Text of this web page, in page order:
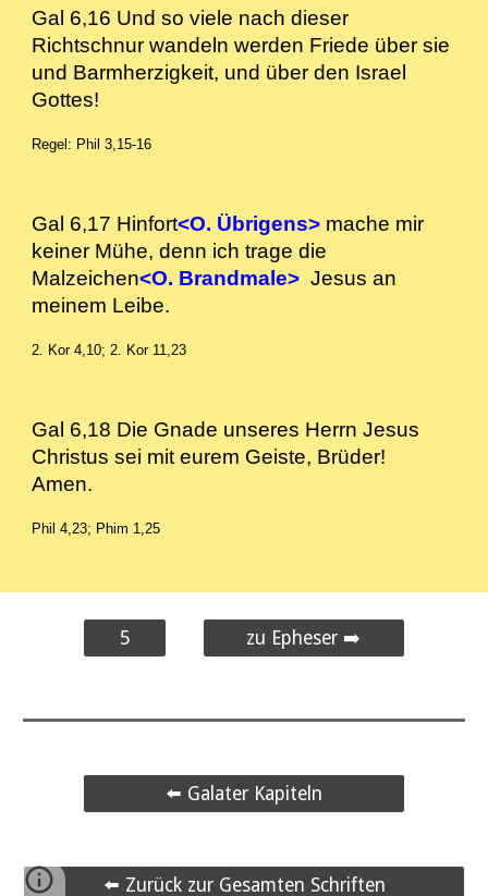
Gal 6,16 Und so viele nach dieser
Richtschnur wandeln werden Friede über sie
und Barmherzigkeit, und über den Israel
Gottes!
Regel: Phil 3,15-16
Gal 6,17 Hinfort<O. Übrigens> mache mir
keiner Mühe, denn ich trage die
Malzeichen<O. Brandmale> Jesus an
meinem Leibe.
2. Kor 4,10; 2. Kor 11,23
Gal 6,18 Die Gnade unseres Herrn Jesus
Christus sei mit eurem Geiste, Brüder!
Amen.
Phil 4,23; Phim 1,25
5 zu Epheser ➡️
⬅️ Galater Kapiteln
⬅️ Zurück zur Gesamten Schriften